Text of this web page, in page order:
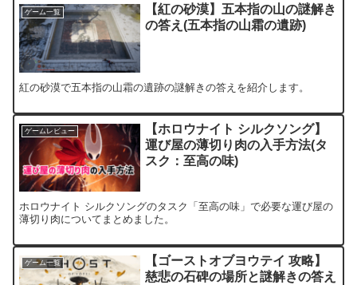
ゲーム一覧
【紅の砂漠】五本指の山の謎解き
の答え(五本指の山霜の遺跡)
紅の砂漠で五本指の山霜の遺跡の謎解きの答えを紹介します。
ゲームレビュー
【ホロウナイト シルクソング】
運び屋の薄切り肉の入手方法(タ
スク：至高の味)
ホロウナイト シルクソングのタスク「至高の味」で必要な運び屋の
薄切り肉についてまとめました。
ゲーム一覧
【ゴーストオブヨウテイ 攻略】
慈悲の石碑の場所と謎解きの答え